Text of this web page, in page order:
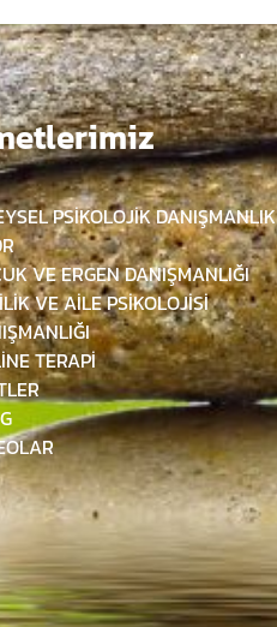
PSİKOLOJİK DANIŞMANLIK
VE ERGEN DANIŞMANLIĞI
VE AİLE PSİKOLOJİSİ
TERAPİ